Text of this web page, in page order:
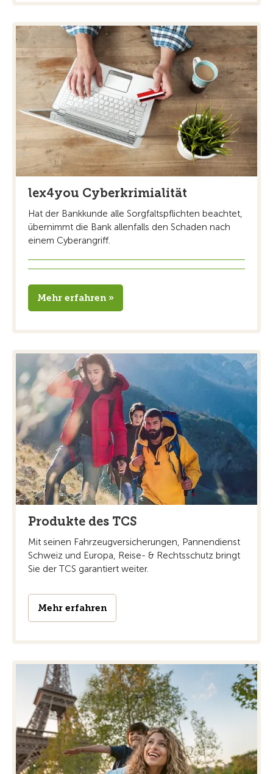
lex4you Cyberkrimialität
Hat der Bankkunde alle Sorgfaltspflichten beachtet,
übernimmt die Bank allenfalls den Schaden nach
einem Cyberangriff.
Mehr erfahren »
Produkte des TCS
Mit seinen Fahrzeugversicherungen, Pannendienst
Schweiz und Europa, Reise- & Rechtsschutz bringt
Sie der TCS garantiert weiter.
Mehr erfahren